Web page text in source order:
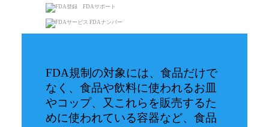
FDA規制の対象には、食品だけで
なく、食品や飲料に使われるお皿
やコップ、又これらを販売するた
めに使われている容器など、食品